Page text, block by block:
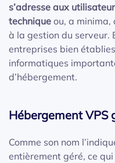
s’adresse aux
technique ou, a minima,
à la gestion du serveur.
entreprises bien
informatiques
d’hébergement.
Hébergement VPS
Comme son nom
entièrement géré, ce